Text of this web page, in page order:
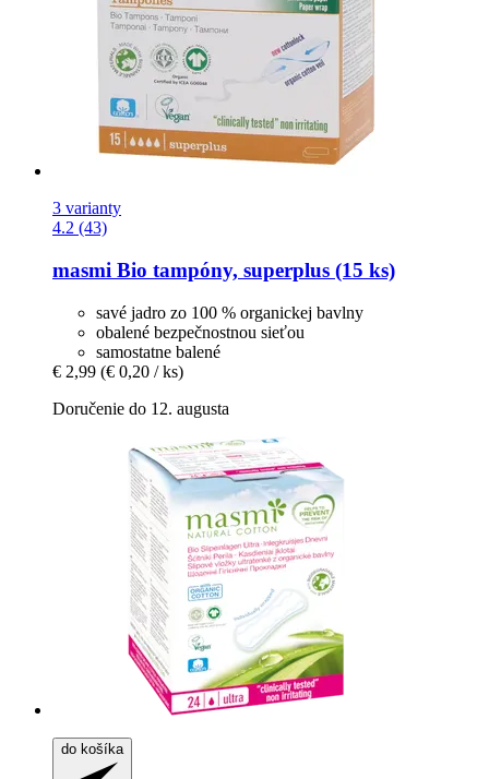
3 varianty
4.2 (43)
masmi Bio tampóny, superplus (15 ks)
savé jadro zo 100 % organickej bavlny
obalené bezpečnostnou sieťou
samostatne balené
€ 2,99 (€ 0,20 / ks)
Doručenie do 12. augusta
do košíka